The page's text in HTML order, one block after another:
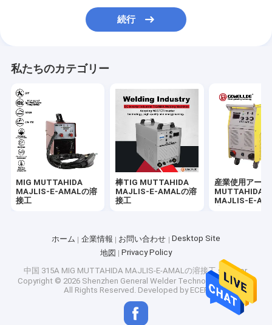
VRショー
工場旅行
品質管理
私達に連絡しなさい
引用を要求しなさい
MIG MUTTAHIDA MAJLIS-E-AMALの溶接工
棒TIG MUTTAHIDA MAJLIS-E-AMALの溶接工
産業使用アークMUTTAHIDA MAJLIS-E-AMALの溶接工
続行
私たちのカテゴリー
MIG MUTTAHIDA
MAJLIS-E-AMALの溶
接工
棒TIG MUTTAHIDA
MAJLIS-E-AMALの溶
接工
産業使用アーク
MUTTAHIDA
MAJLIS-E-
ホーム 企業情報 お問い合わせ
Desktop Site
地図
Privacy Policy
中国 315A MIG MUTTAHIDA MAJLIS-E-AMALの溶接工 supplier.
Copyright © 2026 Shenzhen General Welder Technology Co., Ltd..
All Rights Reserved. Developed by ECER